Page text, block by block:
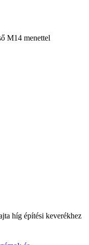
híg építési keverékhez